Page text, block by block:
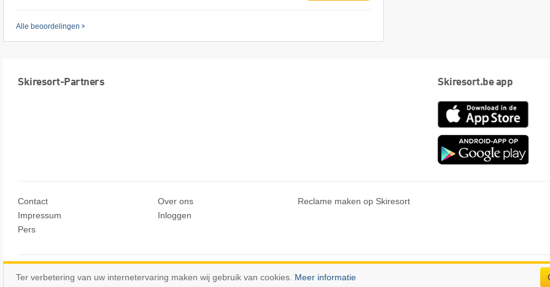
Alle beoordelingen
Skiresort-Partners Skiresort.be app
App
Contact
Impressum
Pers
Over ons
Inloggen
Reclame maken op Skiresort
© Skiresort Service International GmbH. Alle rechten voorbehouden.
Ter verbetering van uw internetervaring maken wij gebruik van cookies. Meer informatie